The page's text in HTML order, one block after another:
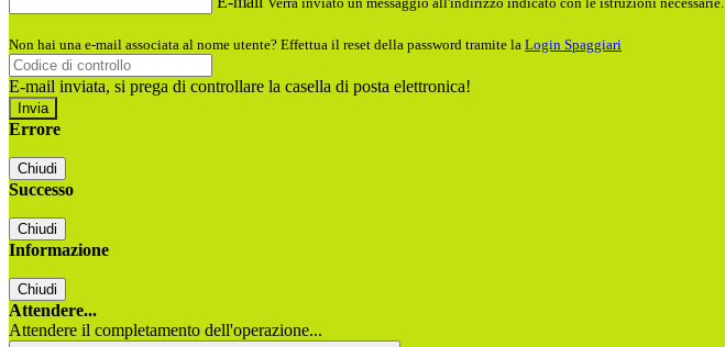
Non hai una e-mail associata al nome utente? Effettua il reset della password tramite la Login Spaggiari
E-mail inviata, si prega di controllare la casella di posta elettronica!
Errore
Chiudi
Successo
Chiudi
Informazione
Chiudi
Attendere...
Attendere il completamento dell'operazione...